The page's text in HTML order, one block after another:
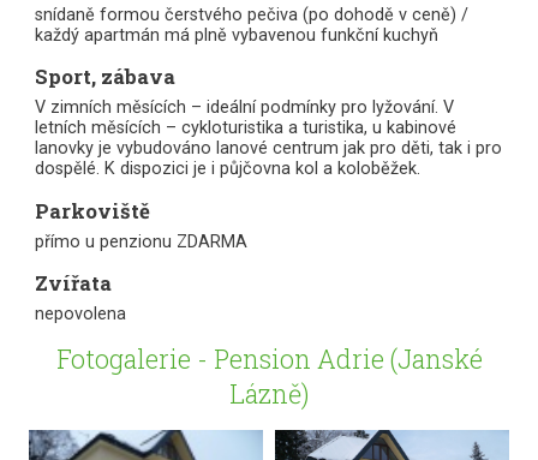
snídaně formou čerstvého pečiva (po dohodě v ceně) /
každý apartmán má plně vybavenou funkční kuchyň
Sport, zábava
V zimních měsících – ideální podmínky pro lyžování. V
letních měsících – cykloturistika a turistika, u kabinové
lanovky je vybudováno lanové centrum jak pro děti, tak i pro
dospělé. K dispozici je i půjčovna kol a koloběžek.
Parkoviště
přímo u penzionu ZDARMA
Zvířata
nepovolena
Fotogalerie - Pension Adrie (Janské
Lázně)